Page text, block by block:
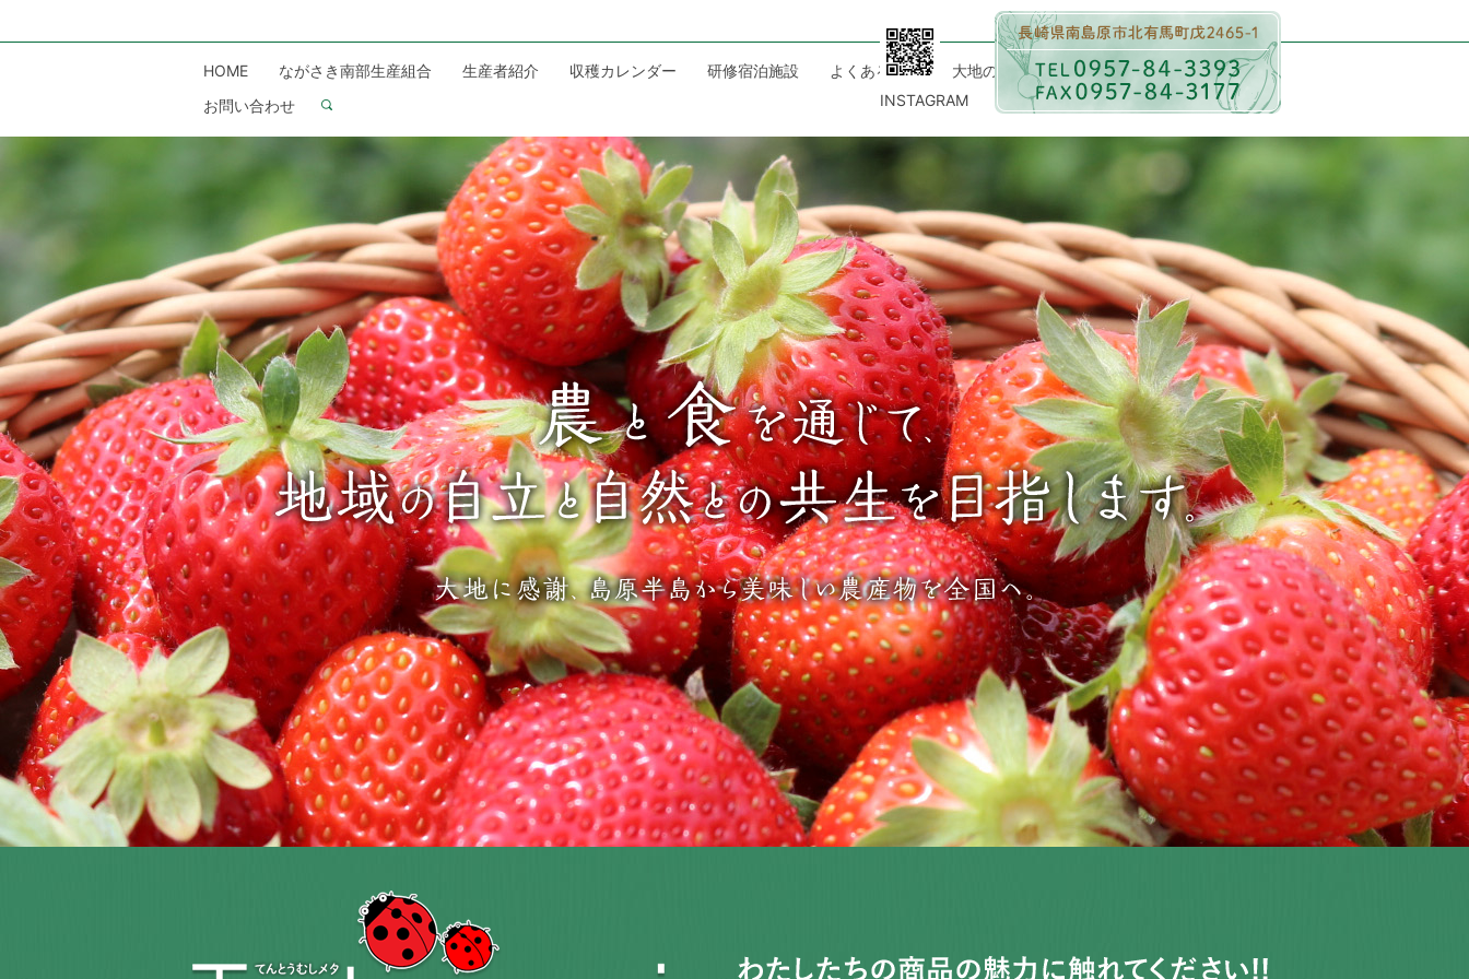
HOME ながさき南部生産組合 生産者紹介 収穫カレンダー 研修宿泊施設 よくある質問 大地のめぐみについて
商品一覧
お問い合わせ
search INSTAGRAM